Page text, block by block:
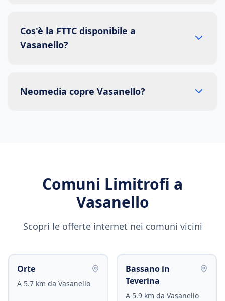
Cos'è la FTTC disponibile a
Vasanello?
Neomedia copre Vasanello?
Comuni Limitrofi a
Vasanello
Scopri le offerte internet nei comuni vicini
Orte
A 5.7 km da Vasanello
Bassano in
Teverina
A 5.9 km da Vasanello